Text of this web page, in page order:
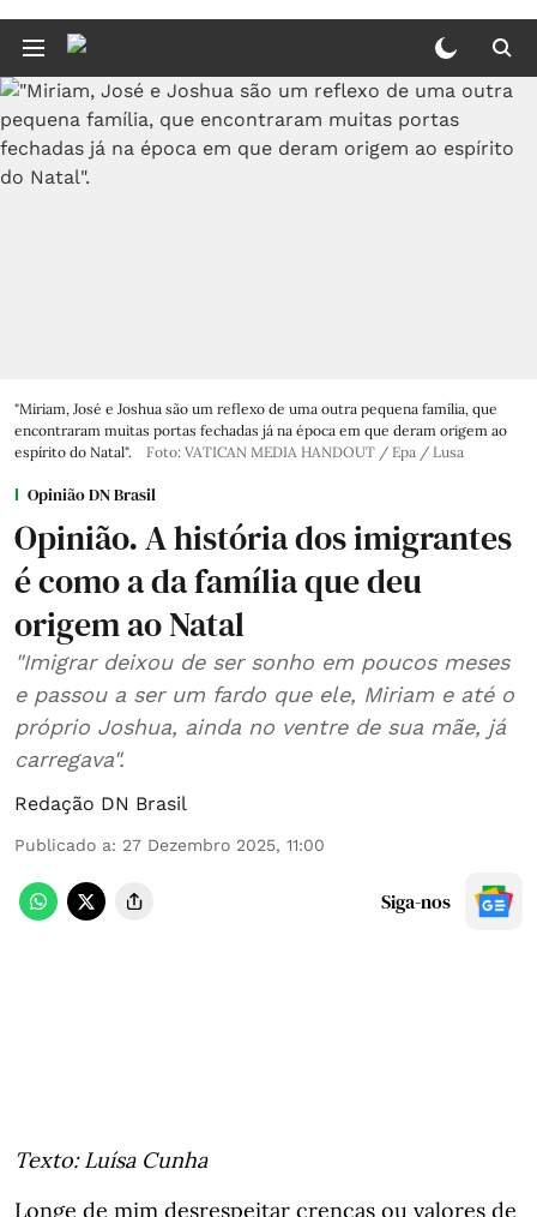
"Miriam, José e Joshua são um reflexo de uma outra pequena família, que
encontraram muitas portas fechadas já na época em que deram origem ao
espírito do Natal".
Foto: VATICAN MEDIA HANDOUT / Epa / Lusa
Opinião DN Brasil
Opinião. A história dos imigrantes
é como a da família que deu
origem ao Natal
"Imigrar deixou de ser sonho em poucos meses
e passou a ser um fardo que ele, Miriam e até o
próprio Joshua, ainda no ventre de sua mãe, já
carregava".
Redação DN Brasil
Publicado a: 27 Dezembro 2025, 11:00
Siga-nos
Texto: Luísa Cunha
Longe de mim desrespeitar crenças ou valores de